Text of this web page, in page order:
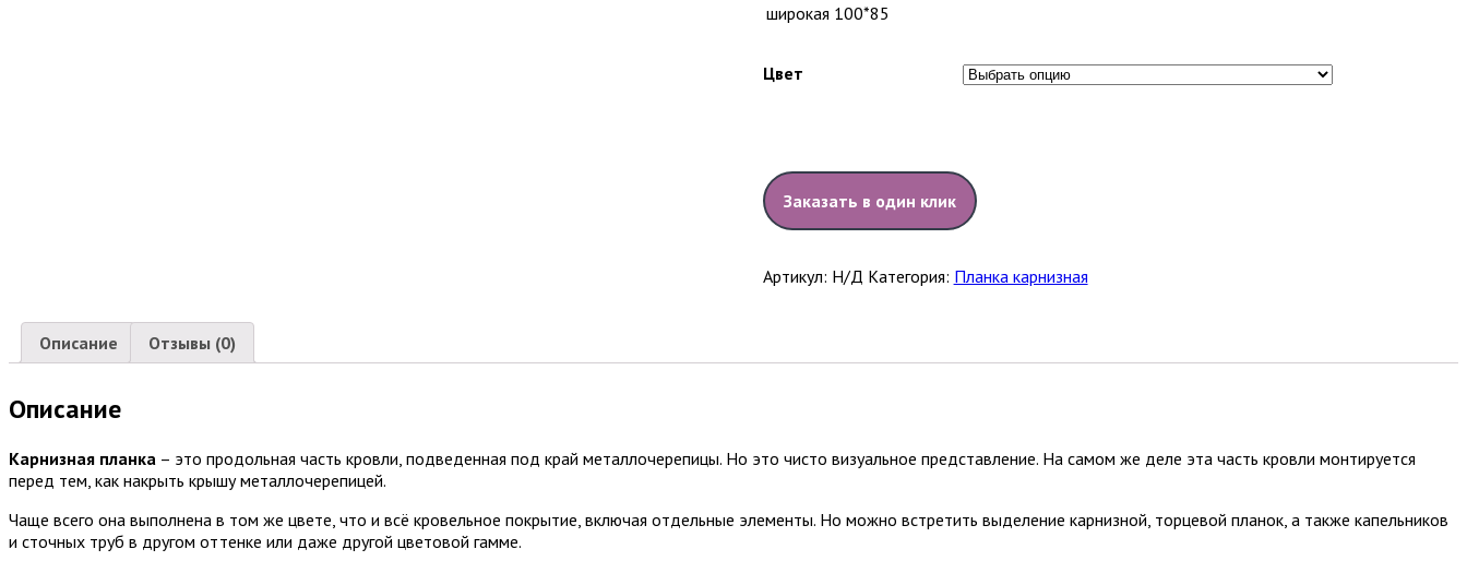
широкая 100*85
Цвет
Заказать в один клик
Артикул: Н/Д Категория: Планка карнизная
Описание Отзывы (0)
Описание
Карнизная планка – это продольная часть кровли, подведенная под край металлочерепицы. Но это чисто визуальное представление. На самом же деле эта часть кровли монтируется
перед тем, как накрыть крышу металлочерепицей.
Чаще всего она выполнена в том же цвете, что и всё кровельное покрытие, включая отдельные элементы. Но можно встретить выделение карнизной, торцевой планок, а также капельников
и сточных труб в другом оттенке или даже другой цветовой гамме.